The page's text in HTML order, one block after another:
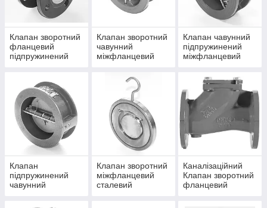
Клапан зворотний
фланцевий
підпружинений
Клапан зворотний
чавунний
міжфланцевий
Китай (стулки -
Клапан чавунний
підпружинений
міжфланцевий
чавун)
Клапан
підпружинений
чавунний
Клапан зворотний
міжфланцевий
сталевий
Каналізаційний
Клапан зворотний
фланцевий